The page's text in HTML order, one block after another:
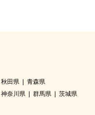
秋田県
青森県
神奈川県 群馬県
茨城県